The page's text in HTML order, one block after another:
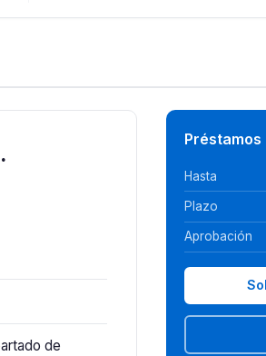
de
Préstamos
Hasta
Plazo
Aprobación